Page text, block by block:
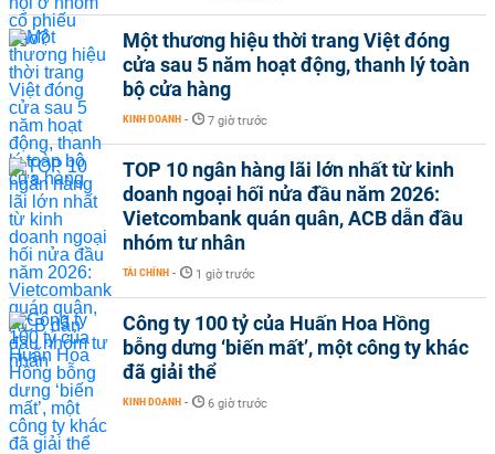
Một thương hiệu thời trang Việt đóng
cửa sau 5 năm hoạt động, thanh lý toàn
bộ cửa hàng
KINH DOANH - 7 giờ trước
TOP 10 ngân hàng lãi lớn nhất từ kinh
doanh ngoại hối nửa đầu năm 2026:
Vietcombank quán quân, ACB dẫn đầu
nhóm tư nhân
TÀI CHÍNH - 1 giờ trước
Công ty 100 tỷ của Huấn Hoa Hồng
bỗng dưng ‘biến mất’, một công ty khác
đã giải thể
KINH DOANH - 6 giờ trước